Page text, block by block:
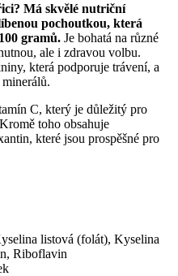
Má skvělé nutriční
pochoutkou, která
gramů. Je bohatá na různé
ale i zdravou volbu.
která podporuje trávení, a
C, který je důležitý pro
toho obsahuje
které jsou prospěšné pro
listová (folát), Kyselina
Riboflavin